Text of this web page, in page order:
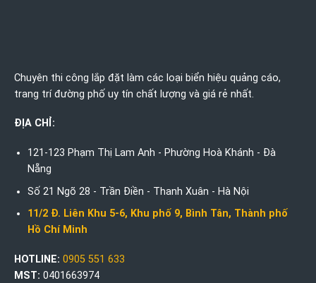
Chuyên thi công lắp đặt làm các loại biển hiệu quảng cáo,
trang trí đường phố uy tín chất lượng và giá rẻ nhất.
ĐỊA CHỈ:
121-123 Phạm Thị Lam Anh - Phường Hoà Khánh - Đà
Nẵng
Số 21 Ngõ 28 - Trần Điền - Thanh Xuân - Hà Nội
11/2 Đ. Liên Khu 5-6, Khu phố 9, Bình Tân, Thành phố
Hồ Chí Minh
HOTLINE: 0905 551 633
MST: 0401663974